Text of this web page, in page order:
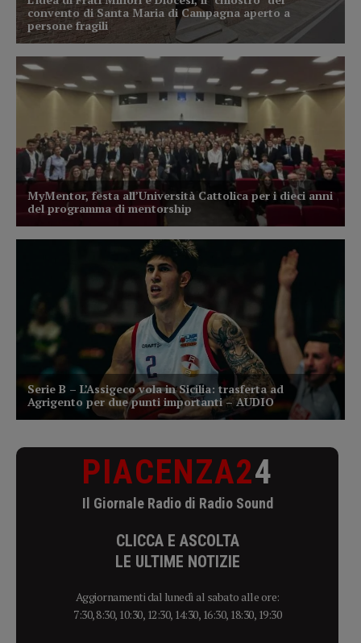
PIACENZA24
Il Giornale Radio di Radio Sound
CLICCA E ASCOLTA
LE ULTIME NOTIZIE
Aggiornamenti dal lunedì al sabato alle ore:
7:30, 8:30, 10:30, 12:30, 14:30, 16:30, 18:30, 19:30